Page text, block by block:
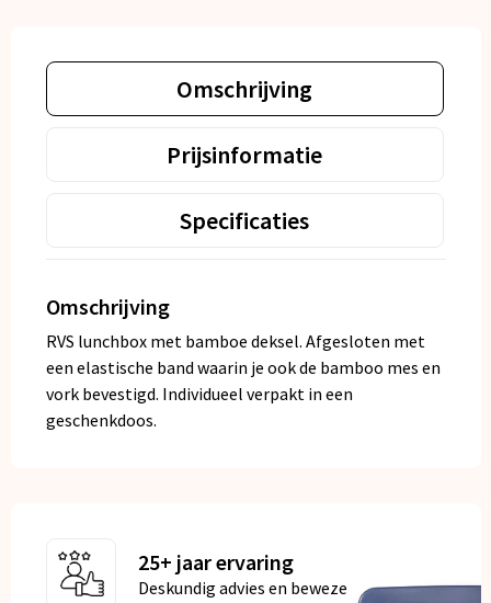
Omschrijving
Prijsinformatie
Specificaties
Omschrijving
RVS lunchbox met bamboe deksel. Afgesloten met
een elastische band waarin je ook de bamboo mes en
vork bevestigd. Individueel verpakt in een
geschenkdoos.
25+ jaar ervaring
Deskundig advies en bewezen kwaliteit